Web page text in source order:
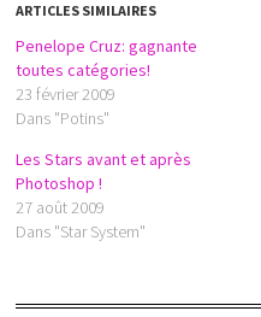
ARTICLES SIMILAIRES
Penelope Cruz: gagnante
toutes catégories!
23 février 2009
Dans "Potins"
Les Stars avant et après
Photoshop !
27 août 2009
Dans "Star System"